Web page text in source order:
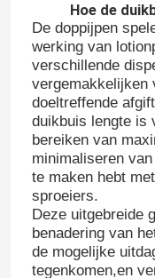
Hoe de
De doppijpen
werking van
verschillende
vergemakkelijken
doeltreffende
duikbuis lengte is
bereiken van
minimaliseren
te maken hebt met
sproeiers.
Deze uitgebreide
benadering van
de mogelijke
tegenkomen,en